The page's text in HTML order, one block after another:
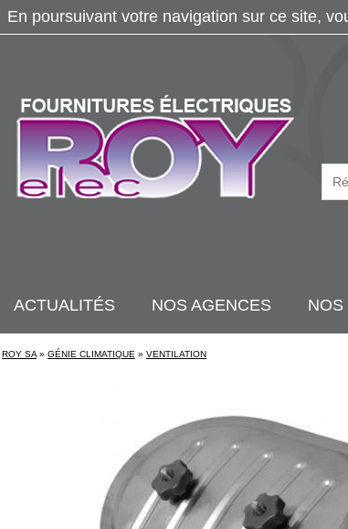
ACTUALITÉS NOS AGENCES NOS
ROY SA » GÉNIE CLIMATIQUE » VENTILATION
En poursuivant votre navigation sur ce site,